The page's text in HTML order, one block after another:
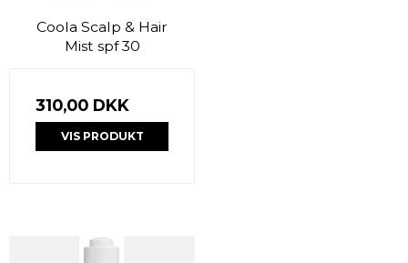
Coola Scalp & Hair
Mist spf 30
310,00 DKK
VIS PRODUKT